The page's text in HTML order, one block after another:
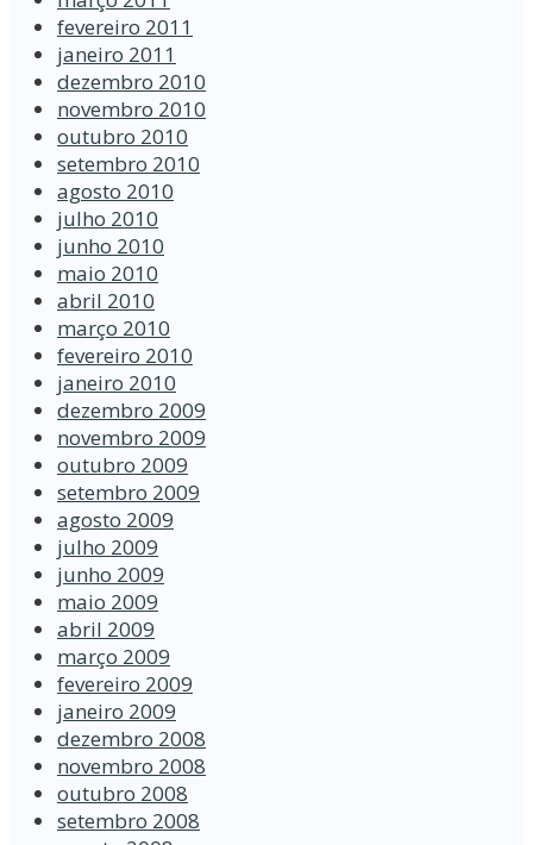
fevereiro 2011
janeiro 2011
dezembro 2010
novembro 2010
outubro 2010
setembro 2010
agosto 2010
julho 2010
junho 2010
maio 2010
abril 2010
março 2010
fevereiro 2010
janeiro 2010
dezembro 2009
novembro 2009
outubro 2009
setembro 2009
agosto 2009
julho 2009
junho 2009
maio 2009
abril 2009
março 2009
fevereiro 2009
janeiro 2009
dezembro 2008
novembro 2008
outubro 2008
setembro 2008